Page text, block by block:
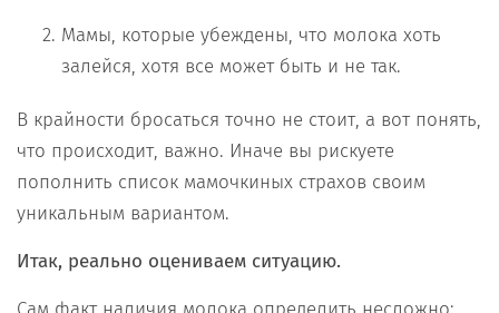
Мамы, которые убеждены, что молока хоть
залейся, хотя все может быть и не так.
В крайности бросаться точно не стоит, а вот понять,
что происходит, важно. Иначе вы рискуете
пополнить список мамочкиных страхов своим
уникальным вариантом.
Итак, реально оцениваем ситуацию.